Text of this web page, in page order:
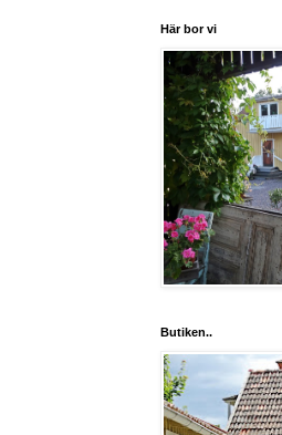
Här bor vi
Butiken..